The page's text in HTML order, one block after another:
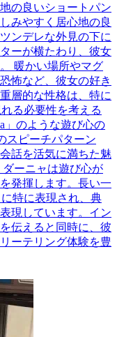
の良いショートパン
みやすく居心地の良
ンデレな外見の下に
ーが横たわり、彼女
暖かい場所やマグ
怖など、彼女の好き
層的な性格は、特に
る必要性を考える
」のような遊び心の
スピーチパターン
話を活気に満ちた魅
ーニャは遊び心が
発揮します。長い一
特に表現され、典
現しています。イン
伝えると同時に、彼
ーテリング体験を豊